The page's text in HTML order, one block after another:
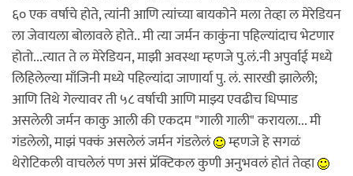
६० एक वर्षाचे होते, त्यांनी आणि त्यांच्या बायकोने मला तेव्हा ल मेरेडियन
ला जेवायला बोलावले होते.. मी त्या जर्मन काकुंना पहिल्यांदाच भेटणार
होतो...त्यात ते ल मेरेडियन, माझी अवस्था म्हणजे पु.लं.नी अपुर्वाई मध्ये
लिहिलेल्या माँजिनी मध्ये पहिल्यांदा जाणार्या पु. लं. सारखी झालेली;
आणि तिथे गेल्यावर ती ५८ वर्षाची आणि माझ्य एवढीच धिप्पाड
असलेली जर्मन काकु आली की एकदम "गाली गाली" करायला... मी
गंडलेलो, माझं पक्कं असलेलं जर्मन गंडलेलं
म्हणजे हे सगळं
थेरोटिकली वाचलेलं पण असं प्रॅक्टिकल कुणी अनुभवलं होतं तेव्हा